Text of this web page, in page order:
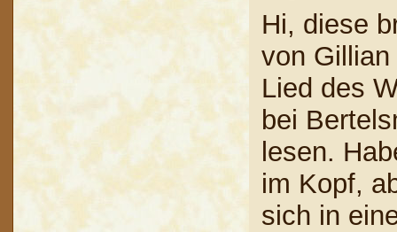
Hi, diese
von
Lied des
bei
lesen.
im Kopf,
sich in